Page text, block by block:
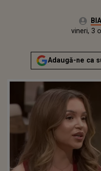
Autor:
Publicat:
vineri, 3
Adaugă-ne ca